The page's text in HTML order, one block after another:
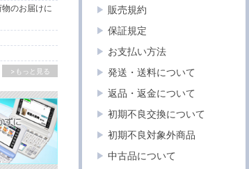
のお届けに
>もっと見る
販売規約
保証規定
お支払い方法
発送・送料について
返品・返金について
初期不良交換について
初期不良対象外商品
中古品について